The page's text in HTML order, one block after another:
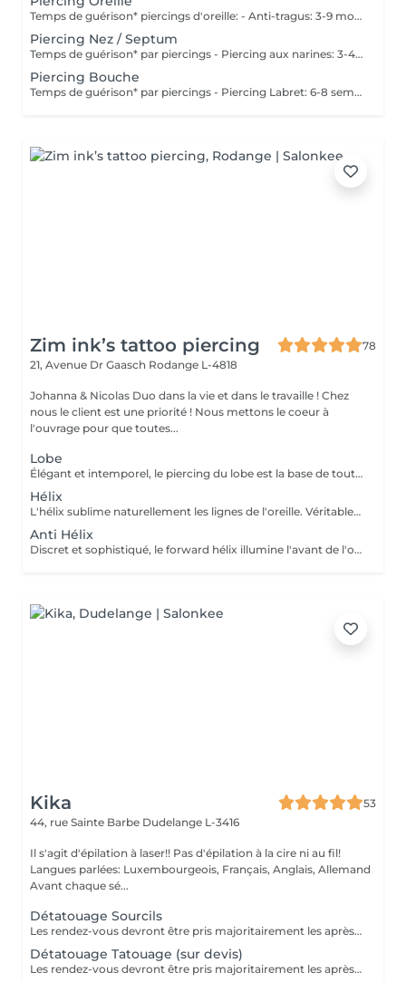
Temps de guérison* piercings d'oreille: - Anti-tragus: 3-9 mois - Piercing de conque: 3-9 mois - Daithpiercing: 3-9 mois - Piercing helix: 3-9 mois - Perçage de fumée: 3-9 mois - Piercing douillet: 3-9 mois - Piercing Tragus: 3-9 mois - Piercing du lobe de l'oreille: 4-8 semaines *Notez également qu'il est indispensable de réaliser les soins quotidiennement pour que la cicatrisation se fasse dans les meilleures conditions. *La guérison est différente d'une personne à l'autre **Si vous êtes mineur, l'autorisation parentale est obligatoire. Industriel Piercing - Sous réserve d'évaluation
Piercing Nez / Septum
Temps de guérison* par piercings - Piercing aux narines: 3-4 semaines - Piercing septum: 4-8 semaines *Notez également qu'il est indispensable de réaliser les soins quotidiennement pour que la cicatrisation se fasse dans les meilleures conditions. *La guérison est différente d'une personne à l'autre **Si vous êtes mineur, l'autorisation parentale est obligatoire.
Piercing Bouche
Temps de guérison* par piercings - Piercing Labret: 6-8 semaines - Piercing des lèvres / côté: 6-8 semaines - Piercing de la lèvre supérieure: 2-3 mois - Piercing de la langue: 4-8 semaines *Notez également qu'il est indispensable de réaliser les soins quotidiennement pour que la cicatrisation se fasse dans les meilleures conditions. *La guérison est différente d'une personne à l'autre **Si vous êtes mineur, l'autorisation parentale est obligatoire.
Zim ink’s tattoo piercing
78
21, Avenue Dr Gaasch Rodange L-4818
Johanna & Nicolas Duo dans la vie et dans le travaille ! Chez
nous le client est une priorité ! Nous mettons le coeur à
l'ouvrage pour que toutes...
Lobe
Élégant et intemporel, le piercing du lobe est la base de toutes les plus belles compositions. Qu'il s'agisse d'un premier piercing ou d'une nouvelle création, chaque réalisation est effectuée avec précision afin de t'offrir une expérience aussi agréable que soignée. Inclus : Bijou de première pose en titane ASTM F-136 Conseils personnalisés et suivi de cicatrisation + 5€ pour changer la couleur de ton bijou grâce à l'anodisation. Les bijoux de la vitrine sont disponibles en première pause, le prix du bijou est à ajouter à la prestation. Pour toutes demandes d'informations, merci de me contacter. Tout les mineurs doivent être accompagnés d'un tuteur légal ( parents ! ), des justificatifs d'identités seront demandés.
Hélix
L'hélix sublime naturellement les lignes de l'oreille. Véritable incontournable, il apporte une touche contemporaine et raffinée qui s'intègre parfaitement à votre style. Chaque projet est pensé en harmonie avec ton anatomie. Conseils personnalisés et suivi de cicatrisation Inclus : Bijou de première pose en titane ASTM F-136 + 5€ pour changer la couleur de ton bijou grâce à l'anodisation. Les bijoux de la vitrine sont disponibles en première pause, le prix du bijou est à ajouter à la prestation. Pour toutes demandes d'informations, merci de me contacter. Tout les mineurs doivent être accompagnés d'un tuteur légal ( parents ! ), des justificatifs d'identités seront demandés.
Anti Hélix
Discret et sophistiqué, le forward hélix illumine l'avant de l'oreille avec subtilité. Un choix idéal pour une composition délicate et résolument élégante. Conseils personnalisés et suivi de cicatrisation Inclus : Bijou de première pose en titane ASTM F-136 + 5€ pour changer la couleur de ton bijou grâce à l'anodisation. Les bijoux de la vitrine sont disponibles en première pause, le prix du bijou est à ajouter à la prestation. Pour toutes demandes d'informations, merci de me contacter. Tout les mineurs doivent être accompagnés d'un tuteur légal ( parents ! ), des justificatifs d'identités seront demandés.
Kika
53
44, rue Sainte Barbe Dudelange L-3416
Il s'agit d'épilation à laser!! Pas d'épilation à la cire ni au fil!
Langues parlées: Luxembourgeois, Français, Anglais, Allemand
Avant chaque sé...
Détatouage Sourcils
Les rendez-vous devront être pris majoritairement les après-midis. Les rendez-vous se feront donc par appel téléphonique ou sms Merci
Détatouage Tatouage (sur devis)
Les rendez-vous devront être pris majoritairement les après-midis. Les rendez-vous se feront donc par appel téléphonique ou sms Merci